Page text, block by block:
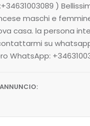
)
maschi e
casa. la persona
su
WhatsApp: